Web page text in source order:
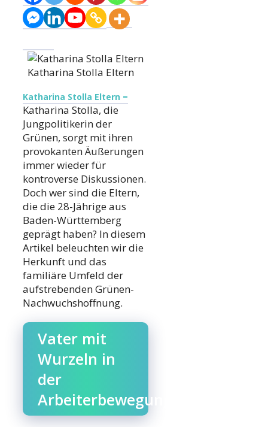
Katharina Stolla Eltern
Katharina Stolla Eltern –
Katharina Stolla, die
Jungpolitikerin der
Grünen, sorgt mit ihren
provokanten Äußerungen
immer wieder für
kontroverse Diskussionen.
Doch wer sind die Eltern,
die die 28-Jährige aus
Baden-Württemberg
geprägt haben? In diesem
Artikel beleuchten wir die
Herkunft und das
familiäre Umfeld der
aufstrebenden Grünen-
Nachwuchshoffnung.
Vater mit
Wurzeln in
der
Arbeiterbewegung